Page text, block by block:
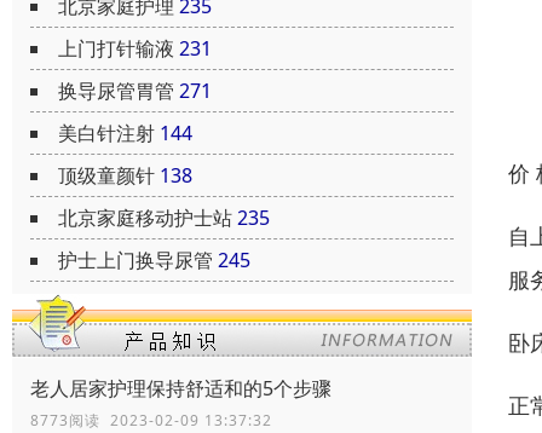
北京家庭护理 235
上门打针输液 231
换导尿管胃管 271
美白针注射 144
顶级童颜针 138
北京家庭移动护士站235
护士上门换导尿管 245
老人居家护理保持舒适和的5个步骤
8773阅读 2023-02-09 13:37:32
价
自
服
卧
正